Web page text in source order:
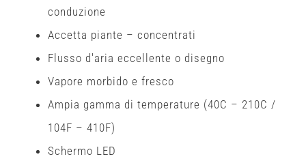
conduzione
Accetta piante – concentrati
Flusso d'aria eccellente o disegno
Vapore morbido e fresco
Ampia gamma di temperature (40C – 210C /
104F – 410F)
Schermo LED